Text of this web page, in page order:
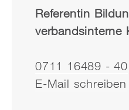
Referentin
verbandsinterne
0711 16489 - 40
E-Mail schreiben